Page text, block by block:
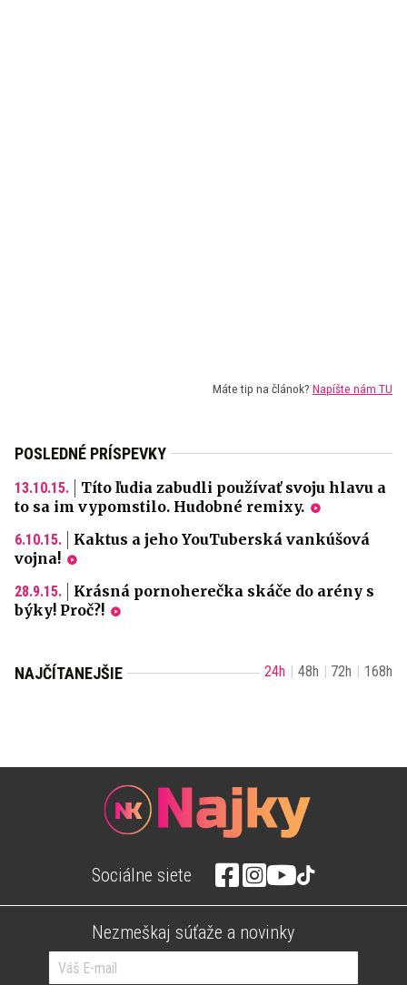
Máte tip na článok? Napíšte nám TU
POSLEDNÉ PRÍSPEVKY
13.10.15.
Títo ľudia zabudli používať svoju hlavu a
to sa im vypomstilo. Hudobné remixy.
6.10.15.
Kaktus a jeho YouTuberská vankúšová
vojna!
28.9.15.
Krásná pornoherečka skáče do arény s
býky! Proč?!
NAJČÍTANEJŠIE 24h 48h 72h 168h
Sociálne siete
Nezmeškaj súťaže a novinky